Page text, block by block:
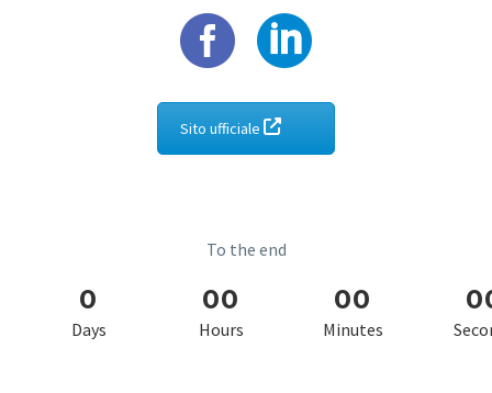
Sito ufficiale
To the end
0
Days
00
Hours
00
Minutes
0